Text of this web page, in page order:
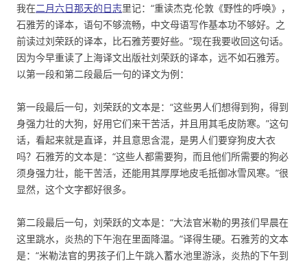
我在二月六日那天的日志里记：“重读杰克·伦敦《野性的呼唤》，
石雅芳的译本，语句不够流畅，中文母语写作基本功不够好。之
前读过刘荣跃的译本，比石雅芳要好些。”现在我要收回这句话。
因为今早重读了上海译文出版社刘荣跃的译本，远不如石雅芳。
以第一段和第二段最后一句的译文为例：
第一段最后一句，刘荣跃的文本是：“这些男人们想得到狗，得到
身强力壮的大狗，好用它们来干苦活，并且用其毛皮防寒。”这句
话，看起来就是直译，并且意思含混，是男人们要穿狗皮大衣
吗？石雅芳的文本是：“这些人都需要狗，而且他们所需要的狗必
须身强力壮，能干苦活，还能用其厚厚地皮毛抵御冰雪风寒。”很
显然，这个文字都好很多。
第二段最后一句，刘荣跃的文本是：“大法官米勒的男孩们早晨在
这里跳水，炎热的下午泡在里面降温。”译得生硬。石雅芳的文本
是：“米勒法官的男孩子们上午跳入蓄水池里游泳，炎热的下午到